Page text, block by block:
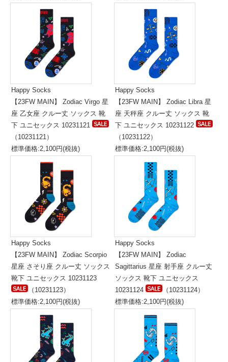
Happy Socks
【23FW MAIN】 Zodiac Virgo 星
座 乙女座 クルー丈 ソックス 靴
下 ユニセックス 10231121
（10231121）
標準価格:2,100円(税抜)
Happy Socks
【23FW MAIN】 Zodiac Libra 星
座 天秤座 クルー丈 ソックス 靴
下 ユニセックス 10231122
（10231122）
標準価格:2,100円(税抜)
Happy Socks
【23FW MAIN】 Zodiac Scorpio
星座 さそり座 クルー丈 ソックス
靴下 ユニセックス 10231123
（10231123）
標準価格:2,100円(税抜)
Happy Socks
【23FW MAIN】 Zodiac
Sagittarius 星座 射手座 クルー丈
ソックス 靴下 ユニセックス
10231124
（10231124）
標準価格:2,100円(税抜)